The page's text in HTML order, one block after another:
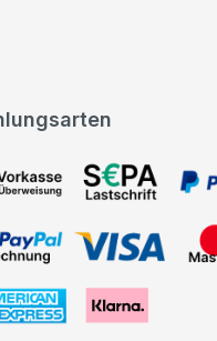
SEPA-Lastschrift,